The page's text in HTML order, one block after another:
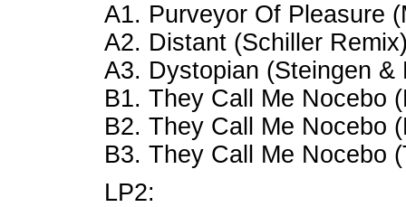
A1. Purveyor Of Pleasure
A2. Distant (Schiller
A3. Dystopian (Steingen &
B1. They Call Me Nocebo
B2. They Call Me Nocebo
B3. They Call Me Nocebo
LP2: